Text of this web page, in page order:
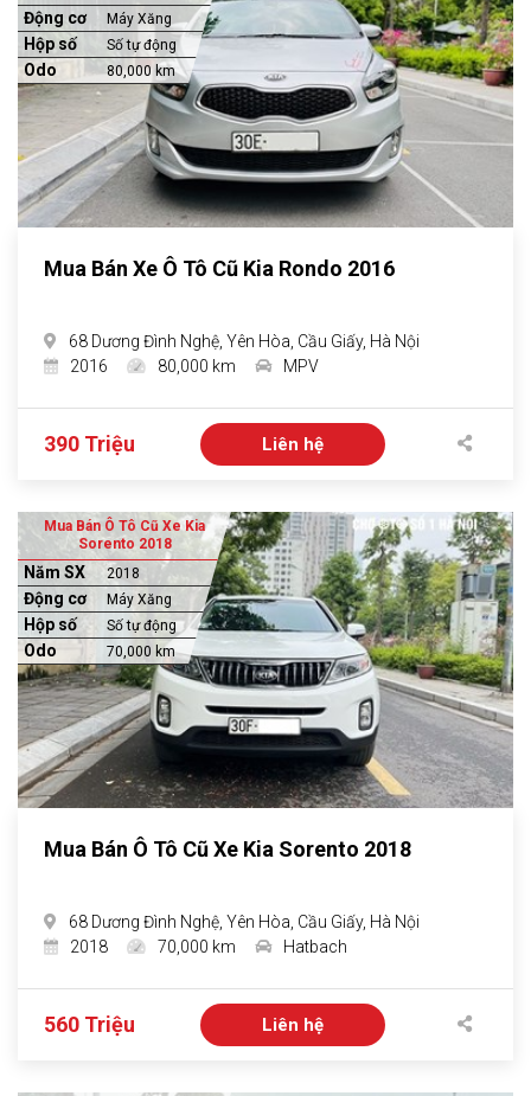
Động cơ Máy Xăng
Hộp số Số tự động
Odo 80,000 km
Mua Bán Xe Ô Tô Cũ Kia Rondo 2016
68 Dương Đình Nghệ, Yên Hòa, Cầu Giấy, Hà Nội
2016
80,000 km MPV
390 Triệu Liên hệ
Mua Bán Ô Tô Cũ Xe Kia
Sorento 2018
Năm SX 2018
Động cơ Máy Xăng
Hộp số Số tự động
Odo 70,000 km
Mua Bán Ô Tô Cũ Xe Kia Sorento 2018
68 Dương Đình Nghệ, Yên Hòa, Cầu Giấy, Hà Nội
2018
70,000 km Hatbach
560 Triệu Liên hệ